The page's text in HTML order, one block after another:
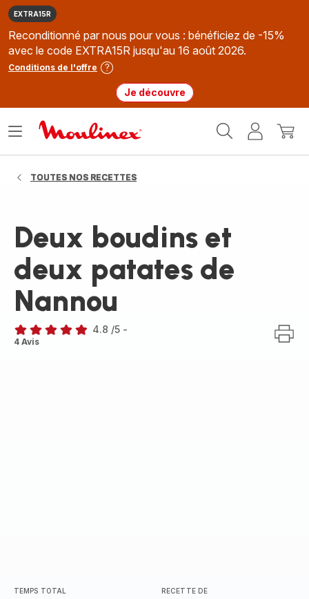
EXTRA15R
Reconditionné par nous pour vous : bénéficiez de -15%
avec le code EXTRA15R jusqu'au 16 août 2026.
Conditions de l'offre
Je découvre
MonMon
Ouvrir
TOUTES NOS RECETTES
Deux boudins et
deux patates de
Nannou
ratings.4.8
4.8 /5 -
4 Avis
TEMPS TOTAL RECETTE DE